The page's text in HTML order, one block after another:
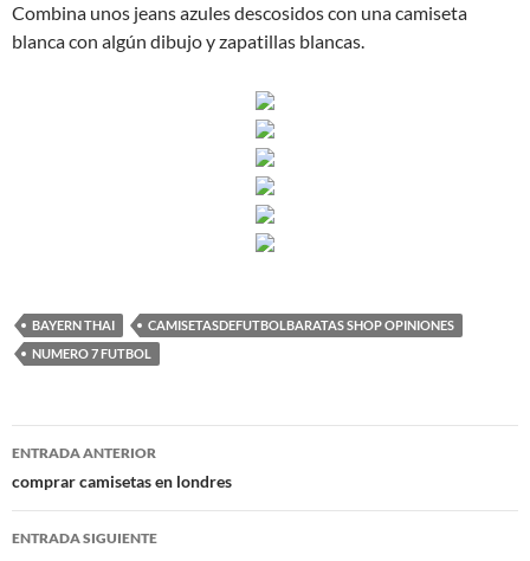
Combina unos jeans azules descosidos con una camiseta
blanca con algún dibujo y zapatillas blancas.
BAYERN THAI
CAMISETASDEFUTBOLBARATAS SHOP OPINIONES
NUMERO 7 FUTBOL
Navegación
de
entradas
ENTRADA ANTERIOR
comprar camisetas en londres
ENTRADA SIGUIENTE